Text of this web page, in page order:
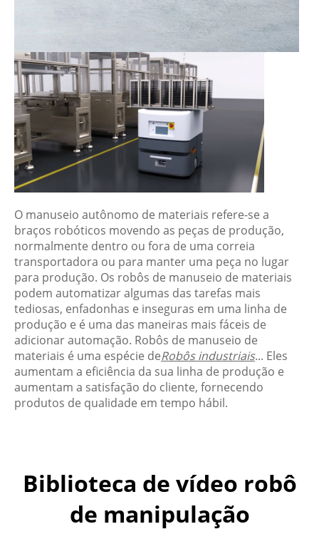
O manuseio autônomo de materiais refere-se a
braços robóticos movendo as peças de produção,
normalmente dentro ou fora de uma correia
transportadora ou para manter uma peça no lugar
para produção. Os robôs de manuseio de materiais
podem automatizar algumas das tarefas mais
tediosas, enfadonhas e inseguras em uma linha de
produção e é uma das maneiras mais fáceis de
adicionar automação. Robôs de manuseio de
materiais é uma espécie deRobôs industriais... Eles
aumentam a eficiência da sua linha de produção e
aumentam a satisfação do cliente, fornecendo
produtos de qualidade em tempo hábil.
Biblioteca de vídeo robô
de manipulação